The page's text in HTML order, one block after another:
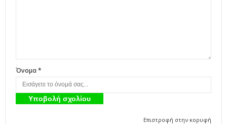
Όνομα *
Επιστροφή στην κορυφή